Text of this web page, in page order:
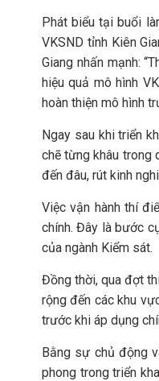
Phát biểu tại buổi
VKSND tỉnh Kiên
Giang nhấn mạnh:
hiệu quả mô hình
hoàn thiện mô hình
Ngay sau khi triển
chẽ từng khâu trong
đến đâu, rút kinh
Việc vận hành thí
chính. Đây là bước
của ngành Kiểm sát.
Đồng thời, qua đợt
rộng đến các khu
trước khi áp dụng
Bằng sự chủ động
phong trong triển